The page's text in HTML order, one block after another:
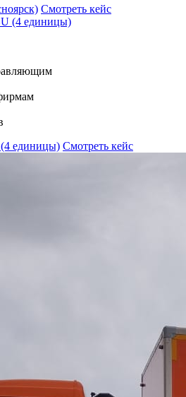
Смотреть кейс
единицы) Смотреть кейс